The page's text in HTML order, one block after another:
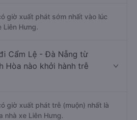
giờ xuất phát sớm nhất vào lúc
Liên Hưng.
Cẩm Lệ - Đà Nẵng từ
Hòa nào khởi hành trễ
giờ xuất phát trễ (muộn) nhất là
nhà xe Liên Hưng.